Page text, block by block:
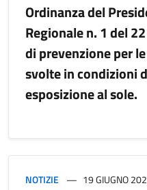
Ordinanza del
Regionale n. 1 del
di prevenzione per
svolte in condizioni
esposizione al sole.
NOTIZIE 19 GIUGNO